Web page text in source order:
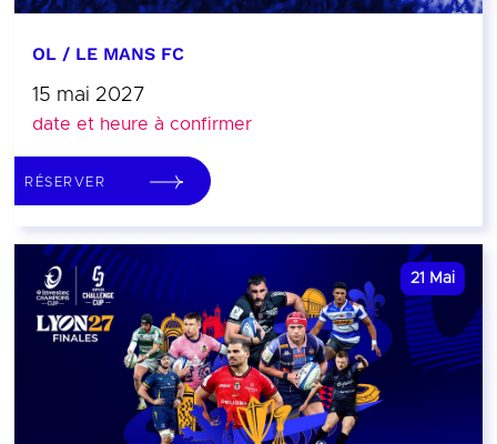
OL / LE MANS FC
15 mai 2027
date et heure à confirmer
RÉSERVER
21 Mai